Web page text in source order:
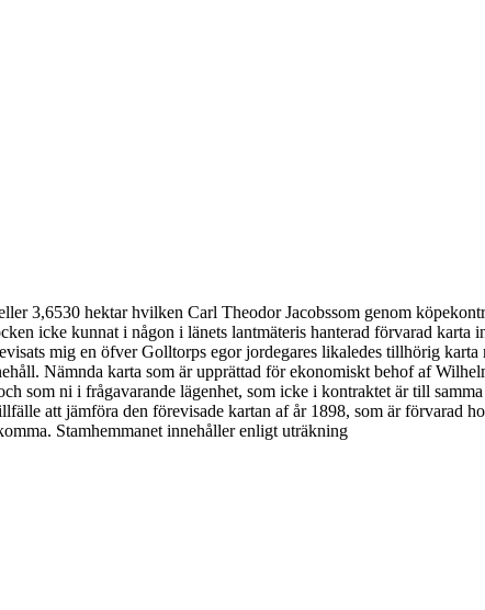
3,6530 hektar hvilken Carl Theodor Jacobssom genom
icke kunnat i någon i länets lantmäteris hanterad förvarad karta
mig en öfver Golltorps egor jordegares likaledes tillhörig
Nämnda karta som är upprättad för ekonomiskt behof af
som ni i frågavarande lägenhet, som icke i kontraktet är till
att jämföra den förevisade kartan af år 1898, som är förvarad
Stamhemmanet innehåller enligt uträkning